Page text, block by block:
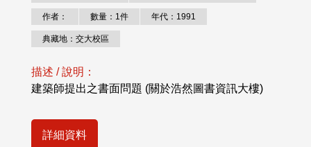
作者： 數量：1件 年代：1991
典藏地：交大校區
描述 / 說明：
建築師提出之書面問題 (關於浩然圖書資訊大樓)
詳細資料